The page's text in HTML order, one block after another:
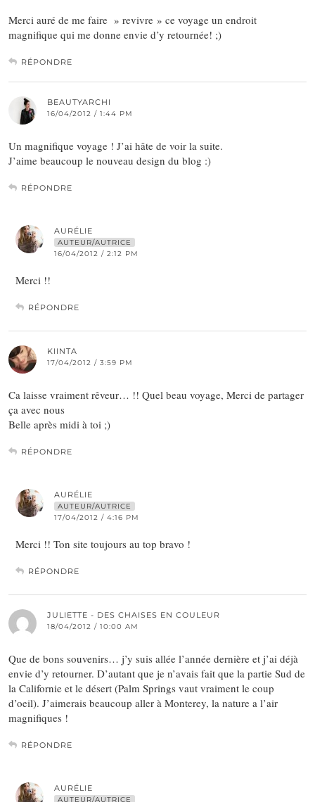
Merci auré de me faire » revivre » ce voyage un endroit
magnifique qui me donne envie d’y retournée! ;)
RÉPONDRE
BEAUTYARCHI
16/04/2012 / 1:44 PM
Un magnifique voyage ! J’ai hâte de voir la suite.
J’aime beaucoup le nouveau design du blog :)
RÉPONDRE
AURÉLIE
AUTEUR/AUTRICE
16/04/2012 / 2:12 PM
Merci !!
RÉPONDRE
KIINTA
17/04/2012 / 3:59 PM
Ca laisse vraiment rêveur… !! Quel beau voyage, Merci de partager
ça avec nous
Belle après midi à toi ;)
RÉPONDRE
AURÉLIE
AUTEUR/AUTRICE
17/04/2012 / 4:16 PM
Merci !! Ton site toujours au top bravo !
RÉPONDRE
JULIETTE - DES CHAISES EN COULEUR
18/04/2012 / 10:00 AM
Que de bons souvenirs… j’y suis allée l’année dernière et j’ai déjà
envie d’y retourner. D’autant que je n’avais fait que la partie Sud de
la Californie et le désert (Palm Springs vaut vraiment le coup
d’oeil). J’aimerais beaucoup aller à Monterey, la nature a l’air
magnifiques !
RÉPONDRE
AURÉLIE
AUTEUR/AUTRICE